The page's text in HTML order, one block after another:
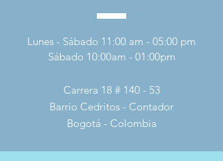
Lunes - Sábado 11:00 am - 05:00 pm
Sábado 10:00am - 01:00pm
Carrera 18 # 140 - 53
Barrio Cedritos - Contador
Bogotá - Colombia